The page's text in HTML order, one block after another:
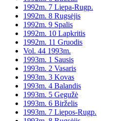
1992m. 7 Liepa-Rugp.
1992m. 8 Rugsėjis
1992m. 9 Spalis
1992m. 10 Lapkritis
1992m. 11 Gruodis
Vol. 44 1993m.
1993m. 1 Sausis
1993m. 2 Vasaris
1993m. 3 Kovas
1993m. 4 Balandis
1993m. 5 Gegužė
1993m. 6 Birželis
1993m. 7 Liepos-Rugp.